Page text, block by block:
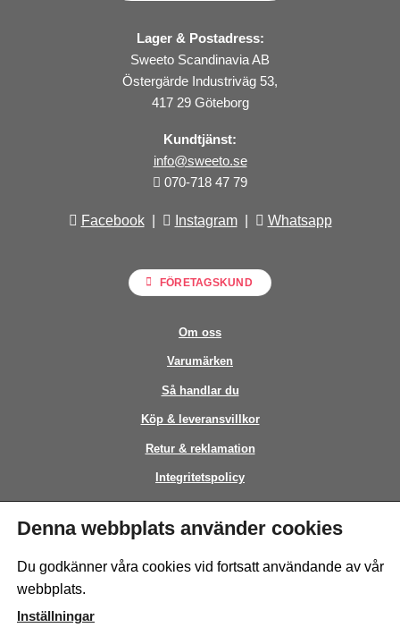
Lager & Postadress:
Sweeto Scandinavia AB
Östergärde Industriväg 53,
417 29 Göteborg
Kundtjänst:
info@sweeto.se
070-718 47 79
Facebook| Instagram| Whatsapp
FÖRETAGSKUND
Om oss
Varumärken
Så handlar du
Köp & leveransvillkor
Retur & reklamation
Integritetspolicy
This site is protected by reCAPTCHA and the GooglePrivacy Policyand
Denna webbplats använder cookies
Du godkänner våra cookies vid fortsatt användande av vår
webbplats.
Inställningar